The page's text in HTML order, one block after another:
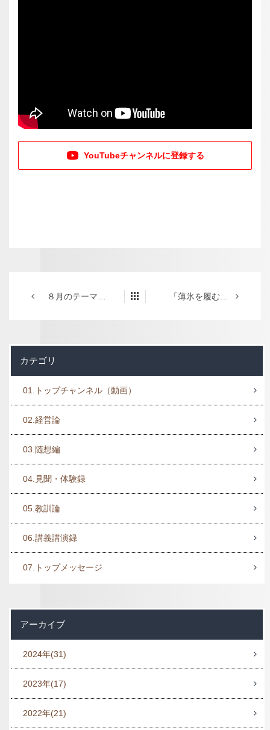
YouTubeチャンネルに登録する
８月のテーマ「変化せよ。自分を変え、組織を変える」 「薄氷を履む思い」で経営二十年
カテゴリ
01.トップチャンネル（動画）
02.経営論
03.随想編
04.見聞・体験録
05.教訓論
06.講義講演録
07.トップメッセージ
アーカイブ
2024年(31)
2023年(17)
2022年(21)